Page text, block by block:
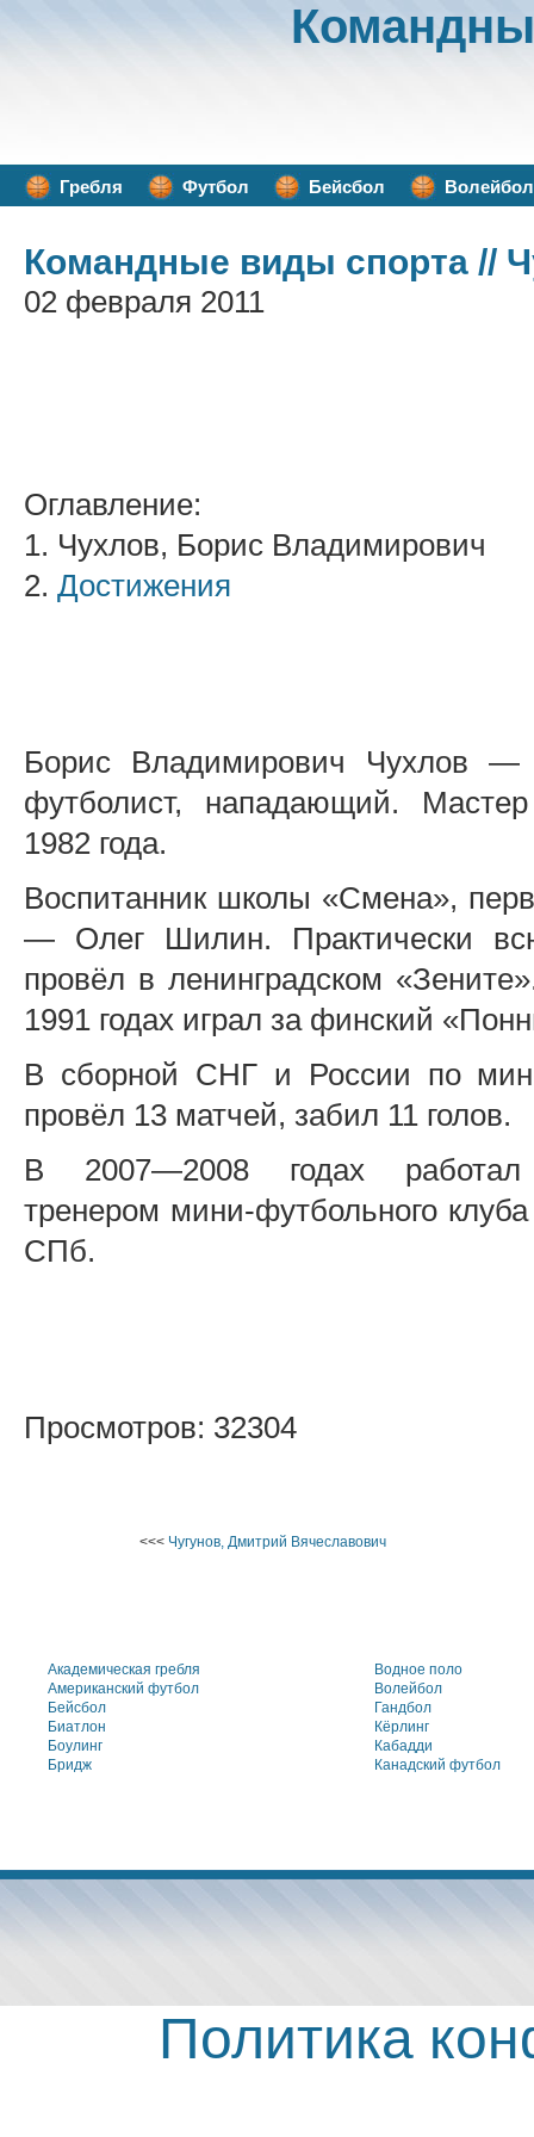
Гребля Футбол Бейсбол Волейбол
Командные виды спорта //
02 февраля 2011
Оглавление:
1. Чухлов, Борис Владимирович
2. Достижения
Борис Владимирович Чухлов —
футболист, нападающий.
1982 года.
Воспитанник школы «Смена»,
— Олег Шилин. Практически
провёл в ленинградском
1991 годах играл за финский
В сборной СНГ и России по
провёл 13 матчей, забил 11 голов.
В 2007—2008 годах работал
тренером мини-футбольного
СПб.
Просмотров: 32304
<<< Чугунов, Дмитрий Вячеславович
Академическая гребля
Американский футбол
Бейсбол
Биатлон
Боулинг
Бридж
Водное поло
Волейбол
Гандбол
Кёрлинг
Кабадди
Канадский футбол
Политика